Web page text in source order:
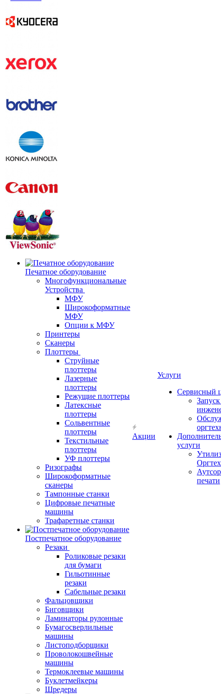
Печатное оборудование
Многофункциональные
Устройства
МФУ
Широкоформатные
МФУ
Опции к МФУ
Принтеры
Сканеры
Плоттеры
Струйные
плоттеры
Лазерные
плоттеры
Режущие плоттеры
Латексные
плоттеры
Сольвентные
плоттеры
Текстильные
плоттеры
УФ плоттеры
Ризографы
Широкоформатные
сканеры
Тампонные станки
Цифровые печатные
машины
Трафаретные станки
Постпечатное оборудование
Резаки
Роликовые резаки
для бумаги
Гильотинные
резаки
Сабельные резаки
Фальцовщики
Биговщики
Ламинаторы рулонные
Бумагосверлильные
машины
Листоподборщики
Проволокошвейные
машины
Термоклеевые машины
Буклетмейкеры
Шредеры
Акции
Услуги
Сервисный
услуги
печати